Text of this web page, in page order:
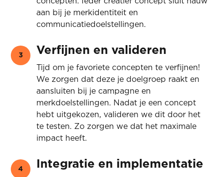
aan bij je merkidentiteit en
communicatiedoelstellingen.
3 Verfijnen en valideren
Tijd om je favoriete concepten te verfijnen!
We zorgen dat deze je doelgroep raakt en
aansluiten bij je campagne en
merkdoelstellingen. Nadat je een concept
hebt uitgekozen, valideren we dit door het
te testen. Zo zorgen we dat het maximale
impact heeft.
4 Integratie en implementatie